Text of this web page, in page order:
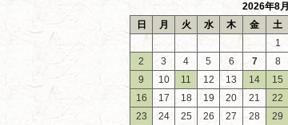
2026年8月
日
月 火 水 木 金
土
1
2
3 4 5 6 7
8
9
10 11 12 13 14
15
16
17 18 19 20 21
22
23
24 25 26 27 28
29